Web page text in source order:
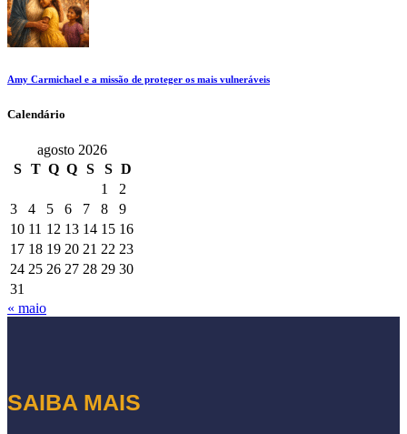
Amy Carmichael e a missão de proteger os mais vulneráveis
Calendário
agosto 2026
S
T Q Q S S D
1
2
3
4 5 6 7 8
9
10 11 12 13 14 15 16
17 18 19 20 21 22 23
24 25 26 27 28 29 30
31
« maio
SAIBA MAIS